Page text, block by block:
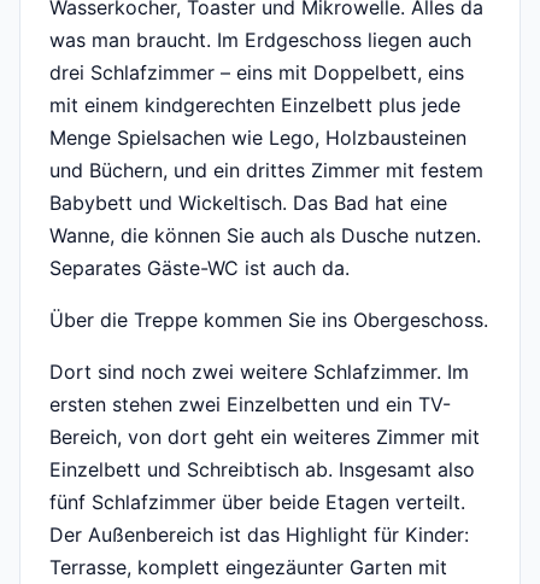
Wasserkocher, Toaster und Mikrowelle. Alles da
was man braucht. Im Erdgeschoss liegen auch
drei Schlafzimmer – eins mit Doppelbett, eins
mit einem kindgerechten Einzelbett plus jede
Menge Spielsachen wie Lego, Holzbausteinen
und Büchern, und ein drittes Zimmer mit festem
Babybett und Wickeltisch. Das Bad hat eine
Wanne, die können Sie auch als Dusche nutzen.
Separates Gäste-WC ist auch da.
Über die Treppe kommen Sie ins Obergeschoss.
Dort sind noch zwei weitere Schlafzimmer. Im
ersten stehen zwei Einzelbetten und ein TV-
Bereich, von dort geht ein weiteres Zimmer mit
Einzelbett und Schreibtisch ab. Insgesamt also
fünf Schlafzimmer über beide Etagen verteilt.
Der Außenbereich ist das Highlight für Kinder:
Terrasse, komplett eingezäunter Garten mit